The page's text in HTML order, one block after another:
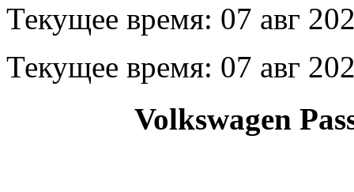
Текущее время: 07 авг
Текущее время: 07 авг
Volkswagen